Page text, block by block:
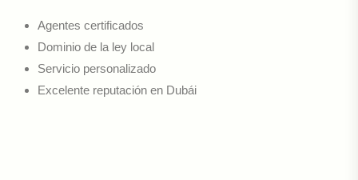
Agentes certificados
Dominio de la ley local
Servicio personalizado
Excelente reputación en Dubái